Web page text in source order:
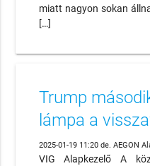
miatt nagyon sokan
[…]
Trump
lámpa a
2025-01-19 11:20 de. AEGON
VIG Alapkezelő A